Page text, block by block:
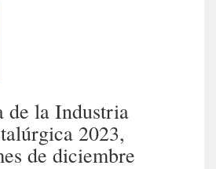
de la Industria
2023,
de diciembre